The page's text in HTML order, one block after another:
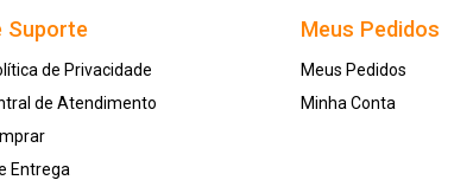
Suporte
de Privacidade
de Atendimento
Entrega
Meus Pedidos
Meus Pedidos
Minha Conta